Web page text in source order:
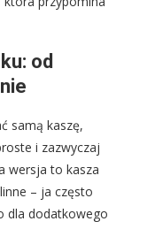
od
samą kaszę,
i zazwyczaj
wersja to kasza
– ja często
dla dodatkowego